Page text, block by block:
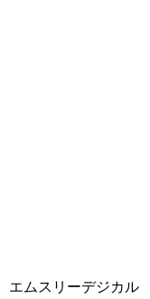
エムスリーデジカル